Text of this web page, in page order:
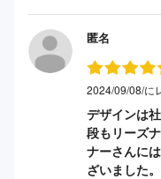
匿名
2024/09/08/に
デザインは
段もリーズ
ナーさんに
ざいました。